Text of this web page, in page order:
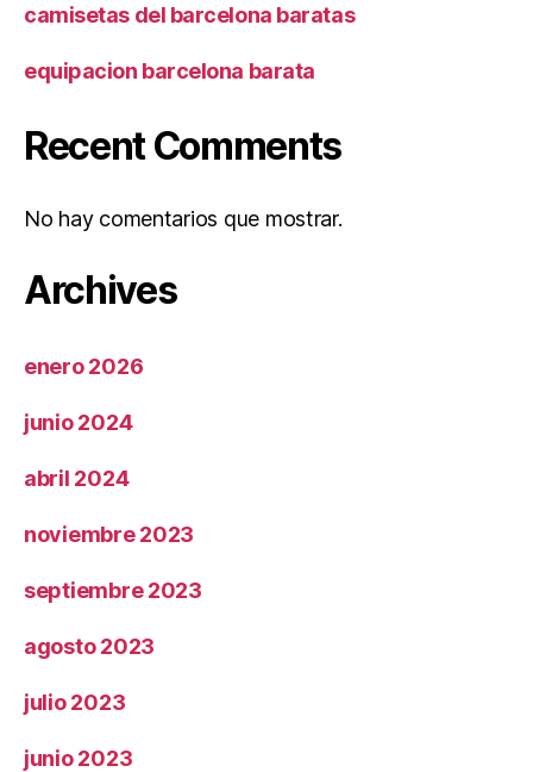
camisetas del barcelona baratas
equipacion barcelona barata
Recent Comments
No hay comentarios que mostrar.
Archives
enero 2026
junio 2024
abril 2024
noviembre 2023
septiembre 2023
agosto 2023
julio 2023
junio 2023